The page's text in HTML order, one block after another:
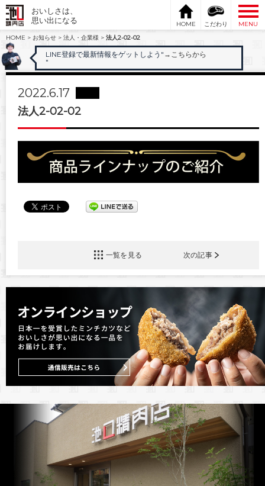
おいしさは、
思い出になる
HOME こだわり
MENU
HOME > お知らせ > 法人・企業様 > 法人2-02-02
LINE登録で最新情報をゲットしよう" →こちらから
"
2022.6.17
法人2-02-02
一覧を見る 次の記事